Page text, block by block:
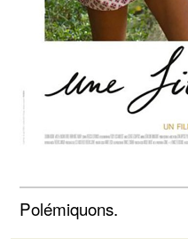
Polémiquons.